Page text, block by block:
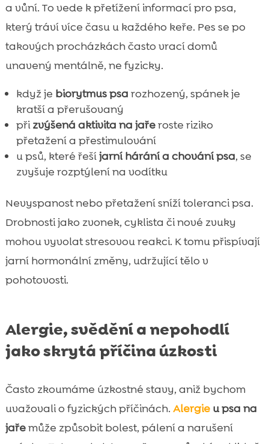
a vůní. To vede k přetížení informací pro psa,
který tráví více času u každého keře. Pes se po
takových procházkách často vrací domů
unavený mentálně, ne fyzicky.
když je biorytmus psa rozhozený, spánek je
kratší a přerušovaný
přizvýšená aktivita na jařeroste riziko
přetažení a přestimulování
u psů, které řešíjarní hárání a chování psa, se
zvyšuje rozptýlení na vodítku
Nevyspanost nebo přetažení sníží toleranci psa.
Drobnosti jako zvonek, cyklista či nové zvuky
mohou vyvolat stresovou reakci. K tomu přispívají
jarní hormonální změny, udržující tělo v
pohotovosti.
Alergie, svědění a nepohodlí
jako skrytá příčina úzkosti
Často zkoumáme úzkostné stavy, aniž bychom
uvažovali o fyzických příčinách. Alergieu psa na
jařemůže způsobit bolest, pálení a narušení